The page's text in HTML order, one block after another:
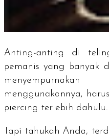
Anting-anting di
pemanis yang banyak
menggunakannya,
piercing terlebih dahulu.
Tapi tahukah Anda,